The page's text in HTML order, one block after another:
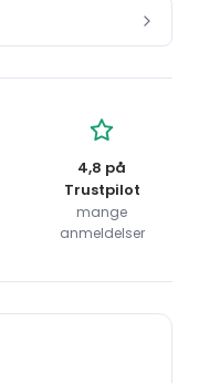
4,8 på
Trustpilot
mange
anmeldelser